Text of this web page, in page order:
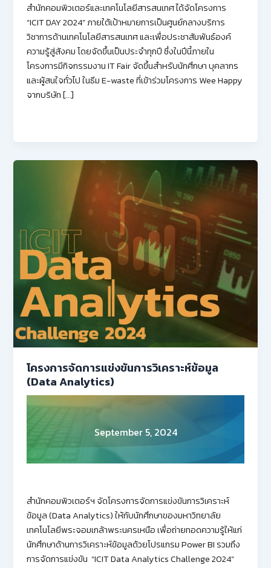
สำนักคอมพิวเตอร์และเทคโนโลยีสารสนเทศ ได้จัดโครงการ
“ICIT DAY 2024” ภายใต้เป้าหมายการเป็นศูนย์กลางบริการ
วิชาการด้านเทคโนโลยีสารสนเทศ และเพื่อประชาสัมพันธ์องค์
ความรู้สู่สังคม โดยจัดขึ้นเป็นประจำทุกปี ซึ่งในปีนี้ภายใน
โครงการมีกิจกรรมงาน IT Fair จัดขึ้นสำหรับนักศึกษา บุคลากร
และผู้สนใจทั่วไป ในธีม E-waste ที่เข้าร่วมโครงการ Wee Happy
จากบริษัท […]
โครงการจัดการแข่งขันการวิเคราะห์ข้อมูล
(Data Analytics)
September 5, 2024
สำนักคอมพิวเตอร์ฯ จัดโครงการจัดการแข่งขันการวิเคราะห์
ข้อมูล (Data Analytics) ให้กับนักศึกษาของมหาวิทยาลัย
เทคโนโลยีพระจอมเกล้าพระนครเหนือ เพื่อถ่ายทอดความรู้ให้แก่
นักศึกษาด้านการวิเคราะห์ข้อมูลด้วยโปรแกรม Power BI รวมถึง
การจัดการแข่งขัน “ICIT Data Analytics Challenge 2024”